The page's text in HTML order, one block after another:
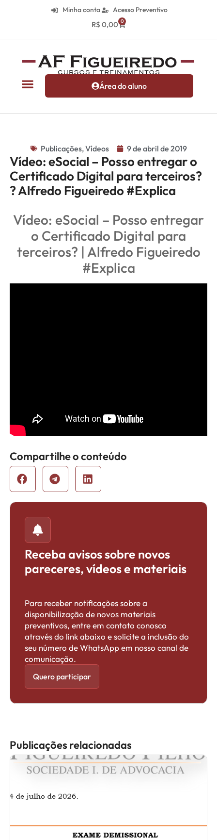
Minha conta Acesso Preventivo
R$ 0,00 0
Área do aluno
Publicações,Vídeos 9 de abril de 2019
Vídeo: eSocial – Posso entregar o
Certificado Digital para terceiros?
? Alfredo Figueiredo #Explica
Vídeo: eSocial – Posso entregar
o Certificado Digital para
terceiros? | Alfredo Figueiredo
#Explica
Compartilhe o conteúdo
Receba avisos sobre novos
pareceres, vídeos e materiais
Para receber notificações sobre a
disponibilização de novos materiais
preventivos, entre em contato conosco
através do link abaixo e solicite a inclusão do
seu número de WhatsApp em nosso canal de
comunicação.
Quero participar
Publicações relacionadas